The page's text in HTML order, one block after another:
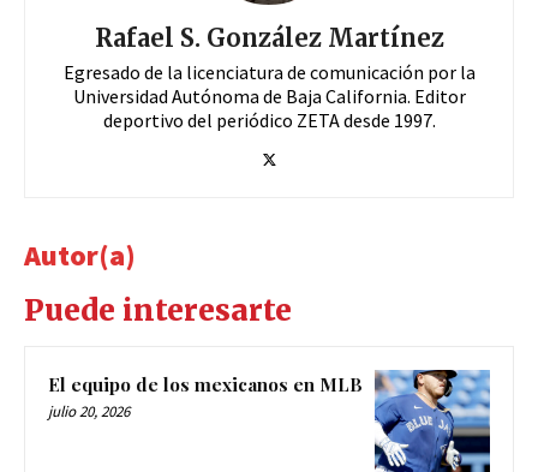
Rafael S. González Martínez
Egresado de la licenciatura de comunicación por la
Universidad Autónoma de Baja California. Editor
deportivo del periódico ZETA desde 1997.
Autor(a)
Puede interesarte
El equipo de los mexicanos en MLB
julio 20, 2026